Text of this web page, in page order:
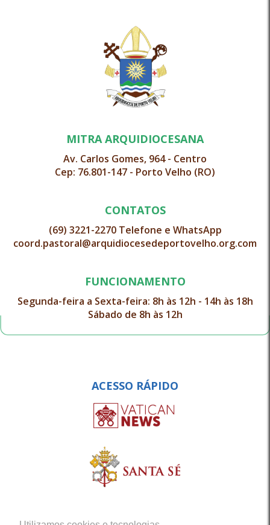
MITRA ARQUIDIOCESANA
Av. Carlos Gomes, 964 - Centro
Cep: 76.801-147 - Porto Velho (RO)
CONTATOS
(69) 3221-2270 Telefone e WhatsApp
coord.pastoral@arquidiocesedeportovelho.org.com
FUNCIONAMENTO
Segunda-feira a Sexta-feira: 8h às 12h - 14h às 18h
Sábado de 8h às 12h
ACESSO RÁPIDO